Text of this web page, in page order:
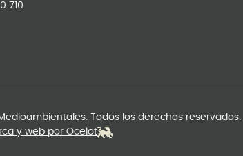
710
Todos los derechos reservados.
y web por Ocelot